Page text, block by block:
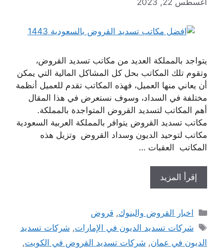
يتواجد بالمملكة العديد من مكاتب تسديد القروض،
وتقوم تلك المكاتب بحل كل المشاكل المالية التي يمكن
أن يعاني منها العميل، فهذه المكاتب تقدم للعميل أنظمة
مختلفة في السداد، وسوف نستعرض في هذا المقال
أهم المكاتب لتسديد القروض المتواجدة بالمملكة.
مكاتب تسديد القروض يتوافر بالمملكة العربية السعودية
مكاتب لتوحيد الديون وسداد القروض وتزيل هذه
المكاتب العقبات …
إقرأ المزيد
التصنيفات
اخبار القروض والبنوك, قروض
الوسوم
شركات تسديد الديون في الإمارات, شركات تسديد
الديون في عمان, شركات تسديد القروض في الكويت,